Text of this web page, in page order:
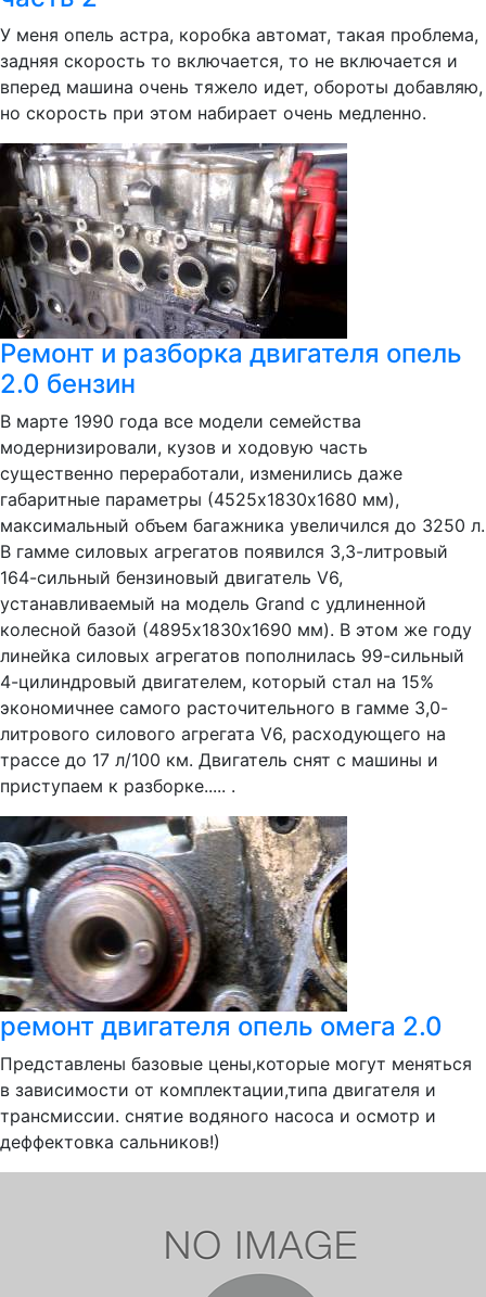
У меня опель астра, коробка автомат, такая проблема,
задняя скорость то включается, то не включается и
вперед машина очень тяжело идет, обороты добавляю,
но скорость при этом набирает очень медленно.
Ремонт и разборка двигателя опель
2.0 бензин
В марте 1990 года все модели семейства
модернизировали, кузов и ходовую часть
существенно переработали, изменились даже
габаритные параметры (4525х1830х1680 мм),
максимальный объем багажника увеличился до 3250 л.
В гамме силовых агрегатов появился 3,3-литровый
164-сильный бензиновый двигатель V6,
устанавливаемый на модель Grand с удлиненной
колесной базой (4895х1830х1690 мм). В этом же году
линейка силовых агрегатов пополнилась 99-сильный
4-цилиндровый двигателем, который стал на 15%
экономичнее самого расточительного в гамме 3,0-
литрового силового агрегата V6, расходующего на
трассе до 17 л/100 км. Двигатель снят с машины и
приступаем к разборке..... .
ремонт двигателя опель омега 2.0
Представлены базовые цены,которые могут меняться
в зависимости от комплектации,типа двигателя и
трансмиссии. снятие водяного насоса и осмотр и
деффектовка сальников!)